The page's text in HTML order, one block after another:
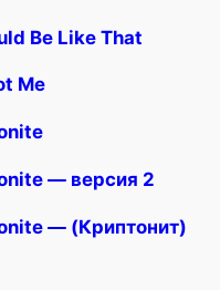
Be Like That
Me
— версия 2
— (Криптонит)